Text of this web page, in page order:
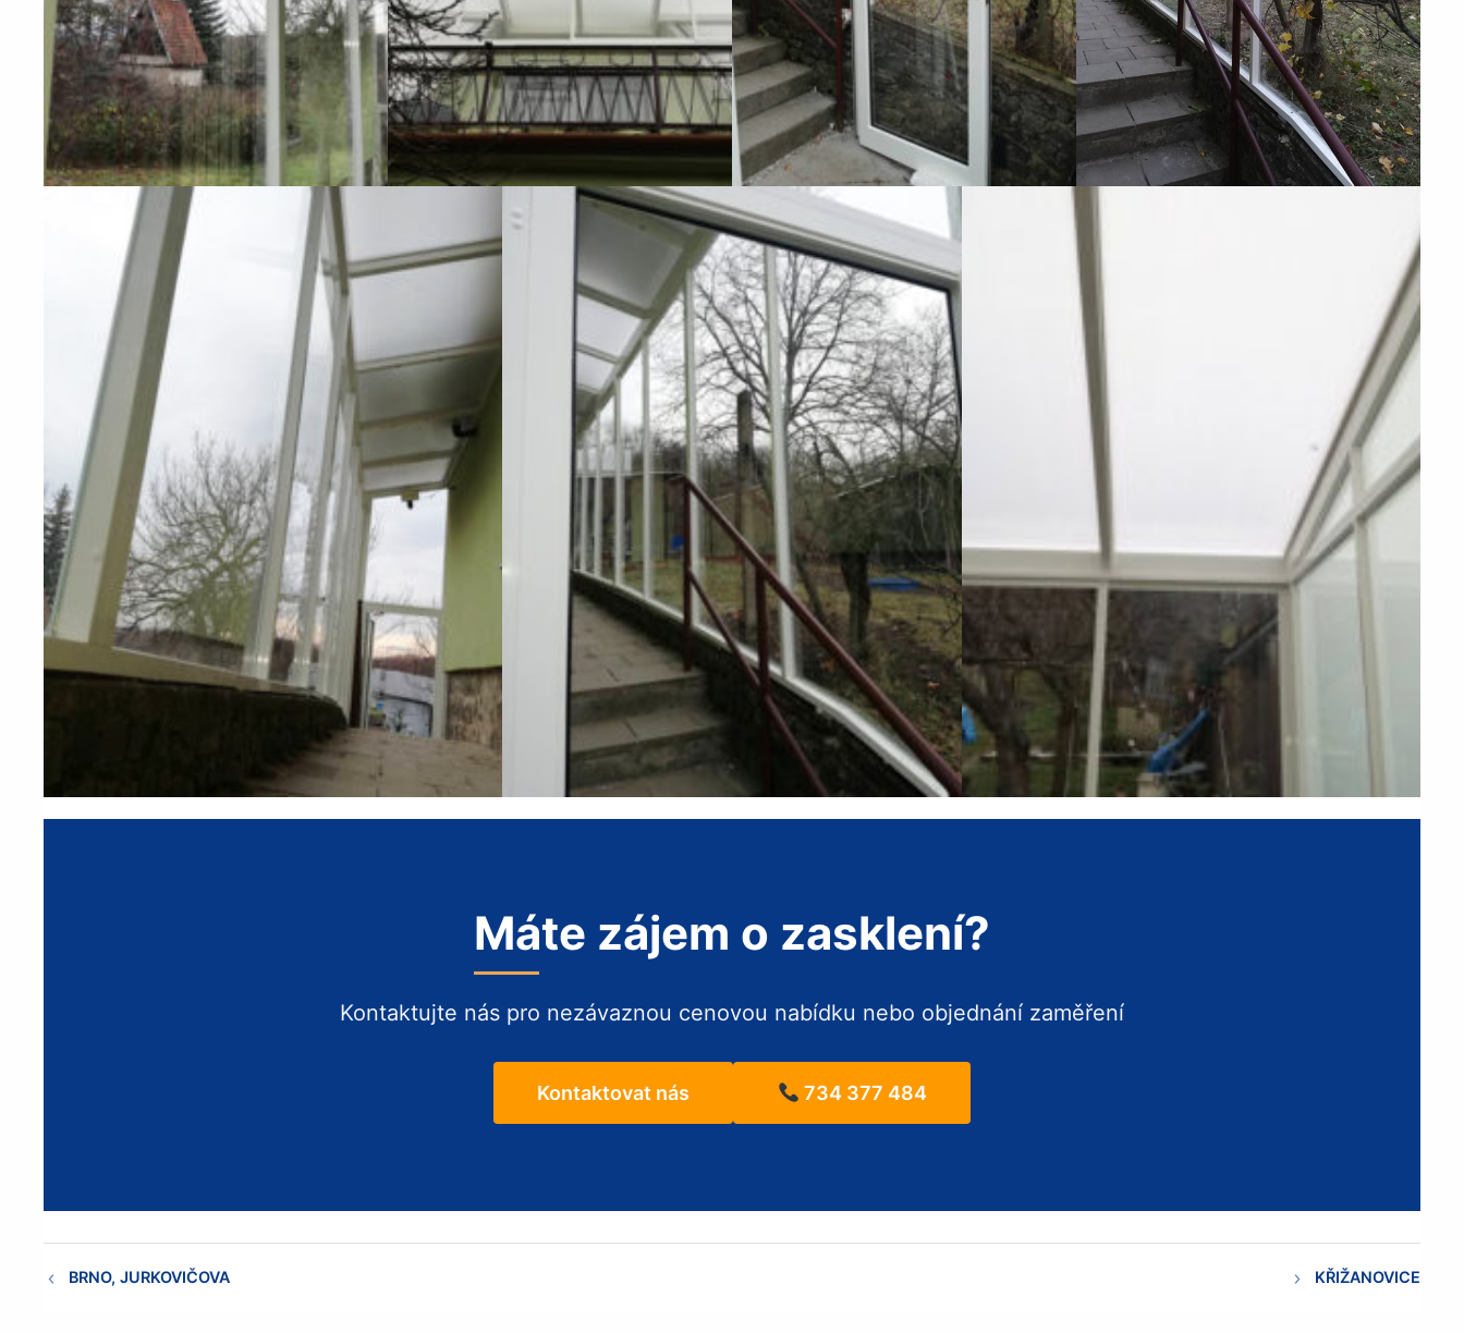
Máte zájem o zasklení?
Kontaktujte nás pro nezávaznou cenovou nabídku nebo objednání zaměření
Kontaktovat nás 734 377 484
BRNO, JURKOVIČOVA KŘIŽANOVICE